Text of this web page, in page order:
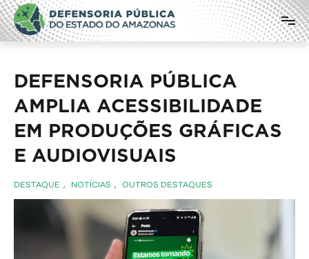
Pular
para
o
conteúdo
Defensoria Pública do Estado do
Amazonas
DEFENSORIA PÚBLICA
AMPLIA ACESSIBILIDADE
EM PRODUÇÕES GRÁFICAS
E AUDIOVISUAIS
DESTAQUE , NOTÍCIAS , OUTROS DESTAQUES